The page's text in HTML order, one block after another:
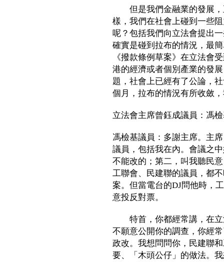
但是我們金融業的發展，
樣，我們在社會上碰到一些
呢？包括我們向立法會提出
確實是碰到拉布的情況，最
《撥款條例草案》在立法會
港的經濟或者個別產業的發
題，社會上已經有了公論，
個月，拉布的情況有所收斂
立法會主席曾鈺成議員：馮
馮檢基議員：多謝主席。主
議員，包括我在內。會議之
不能改的；第二，叫我聽民
工聯會、民建聯的議員，都
案。但當電台的DJ問他時，
意投反對票。
特首，你都經常講，在立
不願意公開你的調查，你經
政改。我想問問你，民建聯
要、「木頭公仔」的做法。